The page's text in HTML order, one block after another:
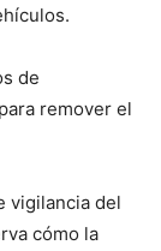
de
remover el
vigilancia del
cómo la